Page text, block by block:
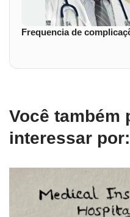
Frequencia de
Você também
interessar por: